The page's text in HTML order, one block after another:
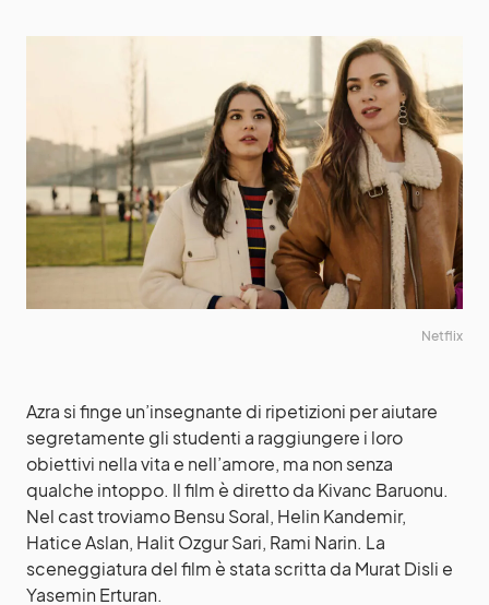
Netflix
Azra si finge un’insegnante di ripetizioni per aiutare
segretamente gli studenti a raggiungere i loro
obiettivi nella vita e nell’amore, ma non senza
qualche intoppo. Il film è diretto da Kivanc Baruonu.
Nel cast troviamo Bensu Soral, Helin Kandemir,
Hatice Aslan, Halit Ozgur Sari, Rami Narin. La
sceneggiatura del film è stata scritta da Murat Disli e
Yasemin Erturan.